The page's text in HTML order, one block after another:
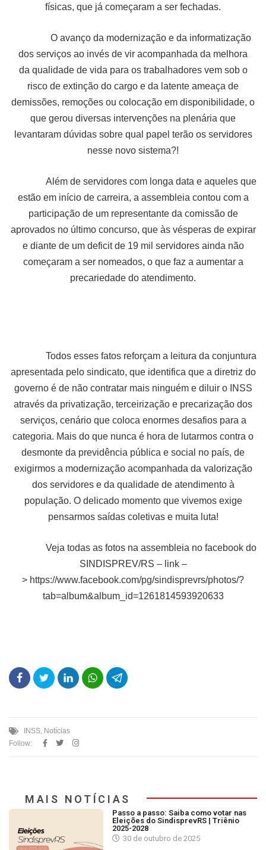
físicas, que já começaram a ser fechadas.
O avanço da modernização e da informatização
dos serviços ao invés de vir acompanhada da melhora
da qualidade de vida para os trabalhadores vem sob o
risco de extinção do cargo e da latente ameaça de
demissões, remoções ou colocação em disponibilidade, o
que gerou diversas intervenções na plenária que
levantaram dúvidas sobre qual papel terão os servidores
nesse novo sistema?!
Além de servidores com longa data e aqueles que
estão em início de carreira, a assembleia contou com a
participação de um representante da comissão de
aprovados no último concurso, que às vésperas de expirar
e diante de um deficit de 19 mil servidores ainda não
começaram a ser nomeados, o que faz a aumentar a
precariedade do atendimento.
Todos esses fatos reforçam a leitura da conjuntura
apresentada pelo sindicato, que identifica que a diretriz do
governo é de não contratar mais ninguém e diluir o INSS
através da privatização, terceirização e precarização dos
serviços, cenário que coloca enormes desafios para a
categoria. Mais do que nunca é hora de lutarmos contra o
desmonte da previdência pública e social no país, de
exigirmos a modernização acompanhada da valorização
dos servidores e da qualidade de atendimento à
população. O delicado momento que vivemos exige
pensarmos saídas coletivas e muita luta!
Veja todas as fotos na assembleia no facebook do
SINDISPREV/RS – link –
> https://www.facebook.com/pg/sindisprevrs/photos/?
tab=album&album_id=1261814593920633
INSS, Notícias
Follow:
MAIS NOTÍCIAS
Passo a passo: Saiba como votar nas
Eleições do SindisprevRS | Triênio
2025-2028
30 de outubro de 2025